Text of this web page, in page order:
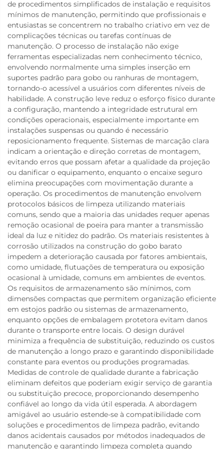
de procedimentos simplificados de instalação e requisitos
mínimos de manutenção, permitindo que profissionais e
entusiastas se concentrem no trabalho criativo em vez de
complicações técnicas ou tarefas contínuas de
manutenção. O processo de instalação não exige
ferramentas especializadas nem conhecimento técnico,
envolvendo normalmente uma simples inserção em
suportes padrão para gobo ou ranhuras de montagem,
tornando-o acessível a usuários com diferentes níveis de
habilidade. A construção leve reduz o esforço físico durante
a configuração, mantendo a integridade estrutural em
condições operacionais, especialmente importante em
instalações suspensas ou quando é necessário
reposicionamento frequente. Sistemas de marcação clara
indicam a orientação e direção corretas de montagem,
evitando erros que possam afetar a qualidade da projeção
ou danificar o equipamento, enquanto o encaixe seguro
elimina preocupações com movimentação durante a
operação. Os procedimentos de manutenção envolvem
protocolos básicos de limpeza utilizando materiais
comuns, sendo que a maioria das unidades requer apenas
remoção ocasional de poeira para manter a transmissão
ideal da luz e nitidez do padrão. Os materiais resistentes à
corrosão utilizados na construção do gobo barato
impedem a deterioração causada por fatores ambientais,
como umidade, flutuações de temperatura ou exposição
ocasional à umidade, comuns em ambientes de eventos.
Os requisitos de armazenamento são mínimos, com
dimensões compactas que permitem organização eficiente
em estojos padrão ou sistemas de armazenamento,
enquanto opções de embalagem protetora evitam danos
durante o transporte entre locais. O design durável
minimiza a frequência de substituição, reduzindo os custos
de manutenção a longo prazo e garantindo disponibilidade
constante para eventos ou produções programadas.
Medidas de controle de qualidade durante a fabricação
eliminam defeitos que poderiam exigir serviço de garantia
ou substituição precoce, proporcionando desempenho
confiável ao longo da vida útil esperada. A abordagem
amigável ao usuário estende-se à compatibilidade com
soluções e procedimentos de limpeza padrão, evitando
danos acidentais causados por métodos inadequados de
manutenção e garantindo limpeza completa quando